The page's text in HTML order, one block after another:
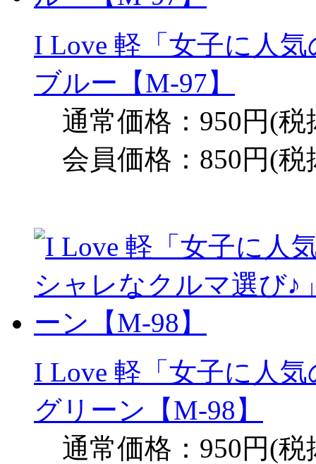
I Love 軽「女子に人
ブルー【M-97】
通常価格：950円(税
会員価格：850円(税
I Love 軽「女子に人
グリーン【M-98】
通常価格：950円(税